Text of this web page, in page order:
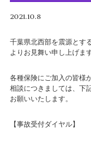
2021.10.8
千葉県北西部を震源とす
よりお見舞い申し上げます
各種保険にご加入の皆様
相談につきましては、下
お願いいたします。
【事故受付ダイヤル】